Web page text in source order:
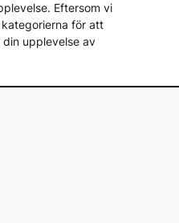
Eftersom vi
för att
upplevelse av